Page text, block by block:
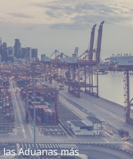
Aduanas más